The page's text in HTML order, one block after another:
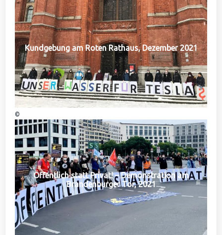
Kundgebung am Roten Rathaus, Dezember 2021
©
Öffentlich statt Privat! – Demonstration am
Brandenburger Tor, 2021